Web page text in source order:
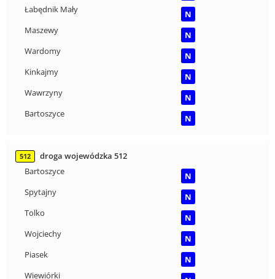
Łabędnik Mały
N
Maszewy
N
Wardomy
N
Kinkajmy
N
Wawrzyny
N
Bartoszyce
N
512
droga wojewódzka 512
Bartoszyce
N
Spytajny
N
Tolko
N
Wojciechy
N
Piasek
N
Wiewiórki